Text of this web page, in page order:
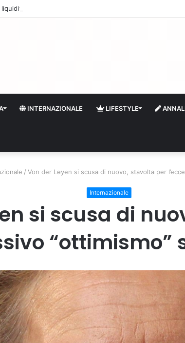
e riserve Fmi inutilizzabili: la crisi dell’economia russa
INTERNAZIONALE LIFESTYLE
/ Von der Leyen si scusa di nuovo, stavolta per
Internazionale
si scusa di
“ottimismo”